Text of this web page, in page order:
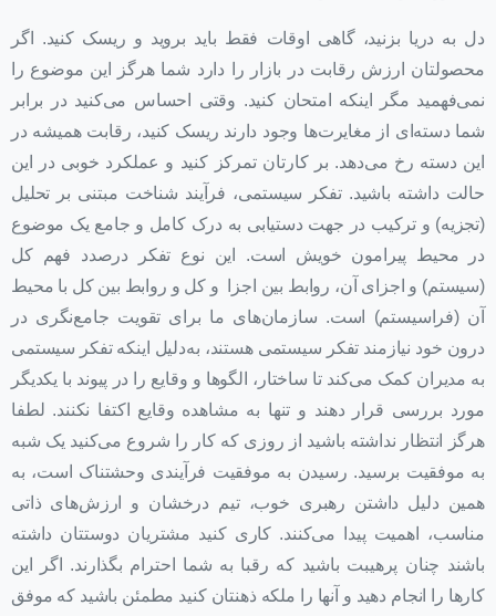
دل به دریا بزنید، گاهی اوقات فقط باید بروید و ریسک کنید. اگر
محصولتان ارزش رقابت در بازار را دارد شما هرگز این موضوع را
نمی‌فهمید مگر اینکه امتحان کنید. وقتی احساس می‌کنید در برابر
شما دسته‌ای از مغایرت‌ها وجود دارند ریسک کنید، رقابت همیشه در
این دسته رخ می‌دهد. بر کارتان تمرکز کنید و عملکرد خوبی در این
حالت داشته باشید. تفکر سیستمی، فرآیند شناخت مبتنی بر تحلیل
(تجزیه) و ترکیب در جهت دستیابی به درک کامل و جامع یک موضوع
در محیط پیرامون خویش است. این نوع تفکر درصدد فهم کل
(سیستم) و اجزای آن، روابط بین اجزا و کل و روابط بین کل با محیط
آن (فراسیستم) است. سازمان‌های ما برای تقویت جامع‌نگری در
درون خود نیازمند تفکر سیستمی هستند، به‌دلیل اینکه تفکر سیستمی
به مدیران کمک می‌کند تا ساختار، الگوها و وقایع را در پیوند با یکدیگر
مورد بررسی قرار دهند و تنها به مشاهده وقایع اکتفا نکنند. لطفا
هرگز انتظار نداشته باشید از روزی که کار را شروع می‌کنید یک شبه
به موفقیت برسید. رسیدن به موفقیت فرآیندی وحشتناک است، به
همین دلیل داشتن رهبری خوب، تیم درخشان و ارزش‌های ذاتی
مناسب، اهمیت پیدا می‌کنند. کاری کنید مشتریان دوستتان داشته
باشند چنان پرهیبت باشید که رقبا به شما احترام بگذارند. اگر این
کارها را انجام دهید و آنها را ملکه ذهنتان کنید مطمئن باشید که موفق